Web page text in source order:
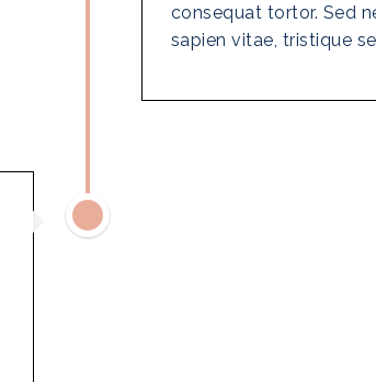
consequat tortor. Sed
sapien vitae, tristique